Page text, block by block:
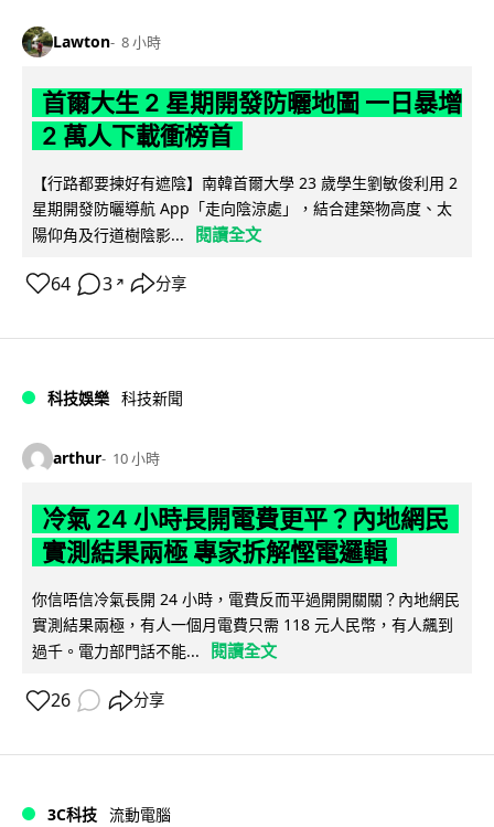
Lawton 8 小時
首爾大生 2 星期開發防曬地圖 一日暴增
2 萬人下載衝榜首
【行路都要揀好有遮陰】南韓首爾大學 23 歲學生劉敏俊利用 2
星期開發防曬導航 App「走向陰涼處」，結合建築物高度、太
陽仰角及行道樹陰影...
閱讀全文
64 3 ↗ 分享
科技娛樂 科技新聞
arthur 10 小時
冷氣 24 小時長開電費更平？內地網民
實測結果兩極 專家拆解慳電邏輯
你信唔信冷氣長開 24 小時，電費反而平過開開關關？內地網民
實測結果兩極，有人一個月電費只需 118 元人民幣，有人飆到
過千。電力部門話不能...
閱讀全文
26 分享
3C科技 流動電腦